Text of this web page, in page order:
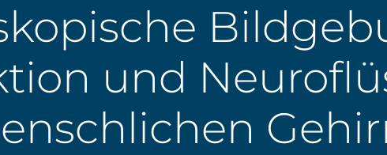
und